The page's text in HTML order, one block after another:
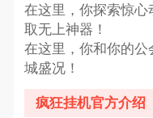
在这里，你探索惊
取无上神器！
在这里，你和你的
城盛况！
疯狂挂机官方介绍